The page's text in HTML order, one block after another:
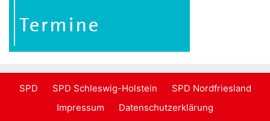
SPD SPD Schleswig-Holstein
SPD Nordfriesland
Impressum
Datenschutzerklärung